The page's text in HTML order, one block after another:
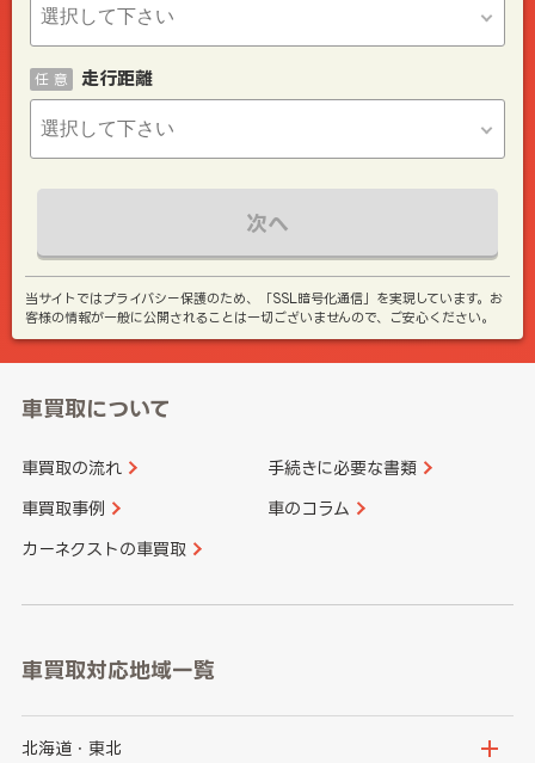
走行距離
任 意
次へ
当サイトではプライバシー保護のため、「SSL暗号化通信」を実現しています。お
客様の情報が一般に公開されることは一切ございませんので、ご安心ください。
車買取について
車買取の流れ 手続きに必要な書類
車買取事例 車のコラム
カーネクストの車買取
車買取対応地域一覧
北海道・東北